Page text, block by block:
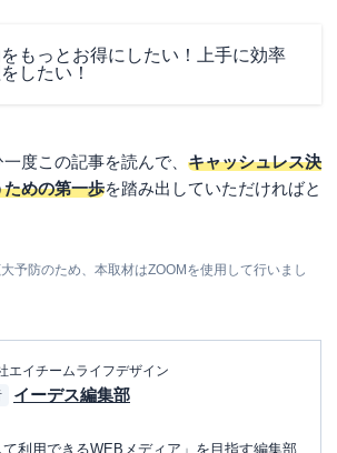
もっとお得にしたい！上手に効率
したい！
度この記事を読んで、 キャッシュレス決
めの第一歩を踏み出していただければと
予防のため、本取材はZOOMを使用して行いまし
エイチームライフデザイン
イーデス編集部
て利用できるWEBメディア」を目指す編集部